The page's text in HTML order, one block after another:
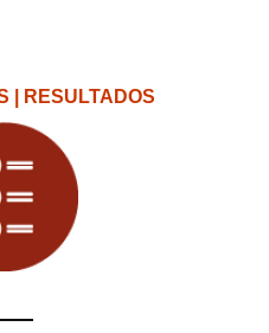
| RESULTADOS